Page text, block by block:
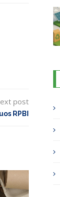
post
RPBI